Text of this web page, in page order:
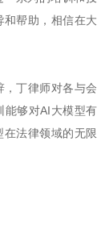
和帮助，相信在大
，丁律师对各与会
能够对AI大模型有
法律领域的无限